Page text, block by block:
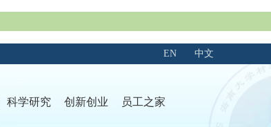
中文
EN
科学研究 创新创业 员工之家